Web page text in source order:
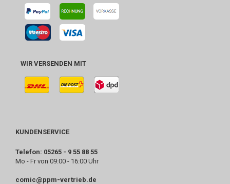
WIR VERSENDEN MIT
KUNDENSERVICE
Telefon: 05265 - 9 55 88 55
Mo - Fr von 09:00 - 16:00 Uhr
comic@ppm-vertrieb.de